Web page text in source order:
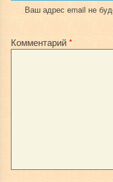
Ваш адрес email не
Комментарий*